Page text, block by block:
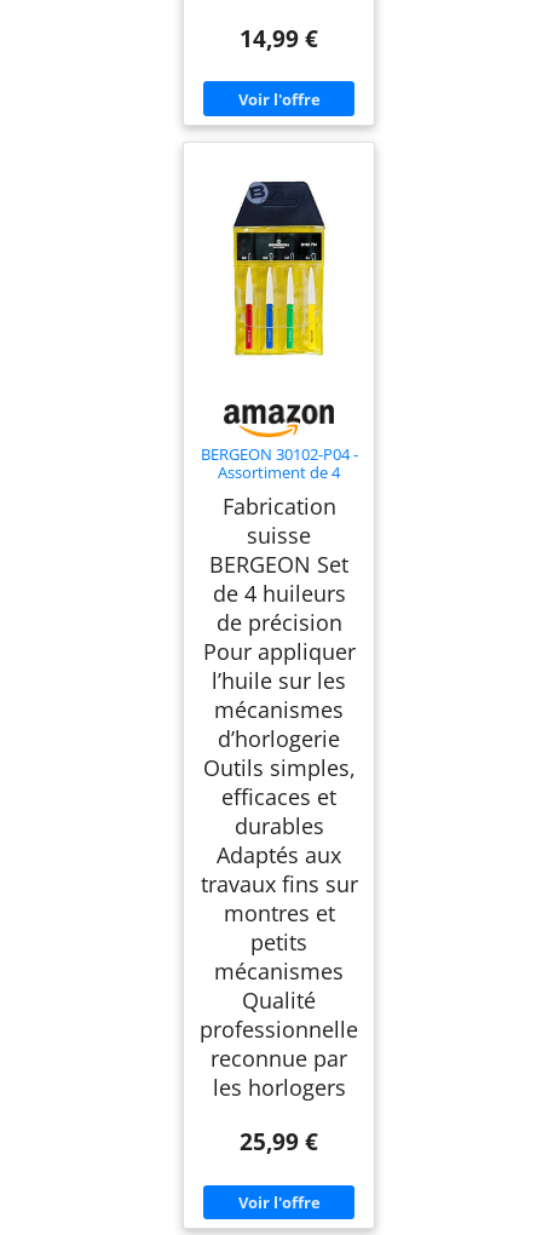
14,99 €
BERGEON 30102-P04 -
Assortiment de 4
Professionnels Swiss
Made - Outils de
précision pour
appliquer l’Huile sur
Montres, pivots et
mécanismes - Petit,
Moyen, Grand et très
Grand
Fabrication
suisse
BERGEON Set
de 4 huileurs
de précision
Pour appliquer
l’huile sur les
mécanismes
d’horlogerie
Outils simples,
efficaces et
durables
Adaptés aux
travaux fins sur
montres et
petits
mécanismes
Qualité
professionnelle
reconnue par
les horlogers
25,99 €